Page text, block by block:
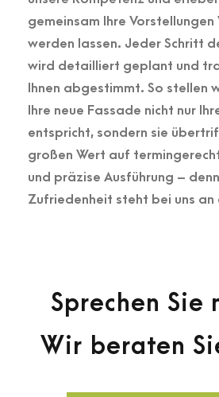
gemeinsam Ihre Vorstellungen
werden lassen. Jeder Schritt
wird detailliert geplant und
Ihnen abgestimmt. So stellen
Ihre neue Fassade nicht nur
entspricht, sondern sie
großen Wert auf
und präzise Ausführung –
Zufriedenheit steht bei uns an
Sprechen Sie
Wir beraten